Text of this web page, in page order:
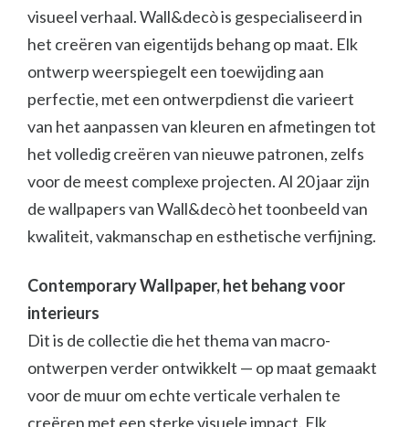
visueel verhaal. Wall&decò is gespecialiseerd in
het creëren van eigentijds behang op maat. Elk
ontwerp weerspiegelt een toewijding aan
perfectie, met een ontwerpdienst die varieert
van het aanpassen van kleuren en afmetingen tot
het volledig creëren van nieuwe patronen, zelfs
voor de meest complexe projecten. Al 20 jaar zijn
de wallpapers van Wall&decò het toonbeeld van
kwaliteit, vakmanschap en esthetische verfijning.
Contemporary Wallpaper, het behang voor
interieurs
Dit is de collectie die het thema van macro-
ontwerpen verder ontwikkelt — op maat gemaakt
voor de muur om echte verticale verhalen te
creëren met een sterke visuele impact. Elk